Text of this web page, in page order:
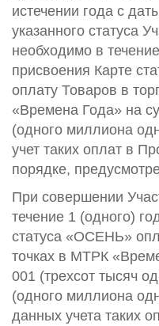
истечении года с
указанного статуса
необходимо в
присвоения Карте
оплату Товаров в
«Времена Года» на
(одного миллиона
учет таких оплат в
порядке,
При совершении
течение 1 (одного)
статуса «ОСЕНЬ»
точках в МТРК
001 (трехсот тысяч
(одного миллиона
данных учета таких